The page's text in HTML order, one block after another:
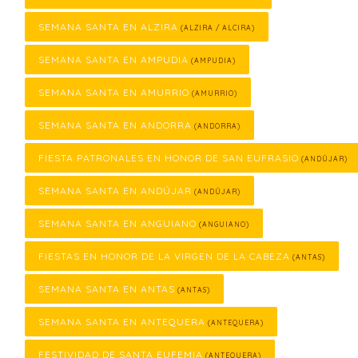
SEMANA SANTA EN ALZIRA (ALZIRA / ALCIRA)
SEMANA SANTA EN AMPUDIA (AMPUDIA)
SEMANA SANTA EN AMURRIO (AMURRIO)
SEMANA SANTA EN ANDORRA (ANDORRA)
FIESTA PATRONALES EN HONOR DE SAN EUFRASIO (ANDÚJAR)
SEMANA SANTA EN ANDÚJAR (ANDÚJAR)
SEMANA SANTA EN ANGUIANO (ANGUIANO)
FIESTAS EN HONOR DE LA VIRGEN DE LA CABEZA (ANTAS)
SEMANA SANTA EN ANTAS (ANTAS)
SEMANA SANTA EN ANTEQUERA (ANTEQUERA)
FESTIVIDAD DE SANTA EUFEMIA (ANTEQUERA)